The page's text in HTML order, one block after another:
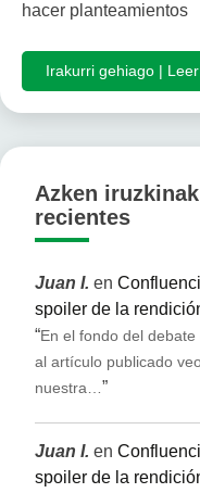
hacer planteamientos
Irakurri gehiago |
Azken
recientes
Juan I. en
spoiler de la
“En el fondo del
al artículo publicado
nuestra…”
Juan I. en
spoiler de la